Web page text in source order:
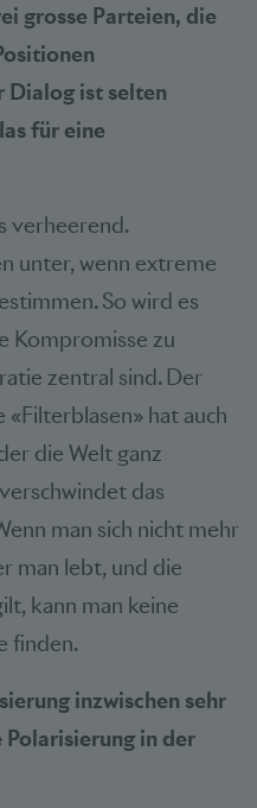
grosse Parteien, die
Dialog ist selten
für eine
verheerend.
unter, wenn extreme
So wird es
Kompromisse zu
zentral sind. Der
«Filterblasen» hat auch
die Welt ganz
das
man sich nicht mehr
man lebt, und die
kann man keine
finden.
inzwischen sehr
in der